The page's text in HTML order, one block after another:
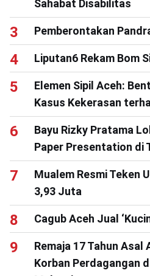
Sahabat Disabilitas
Pemberontakan
Liputan6 Rekam Bom
Elemen Sipil Aceh:
Kasus Kekerasan
Bayu Rizky Pratama
Paper Presentation di
Mualem Resmi Teken
3,93 Juta
Cagub Aceh Jual
Remaja 17 Tahun Asal
Korban Perdagangan